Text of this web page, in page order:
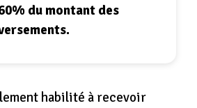
du montant des
habilité à recevoir